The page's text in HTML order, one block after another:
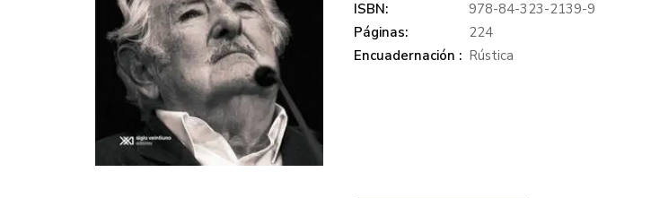
ISBN:
978-84-323-2139-9
Páginas:
224
Encuadernación : Rústica